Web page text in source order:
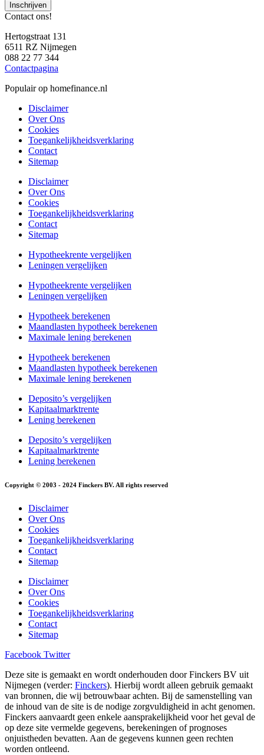
Inschrijven
Contact ons!
Hertogstraat 131
6511 RZ Nijmegen
088 22 77 344
Contactpagina
Populair op homefinance.nl
Disclaimer
Over Ons
Cookies
Toegankelijkheidsverklaring
Contact
Sitemap
Disclaimer
Over Ons
Cookies
Toegankelijkheidsverklaring
Contact
Sitemap
Hypotheekrente vergelijken
Leningen vergelijken
Hypotheekrente vergelijken
Leningen vergelijken
Hypotheek berekenen
Maandlasten hypotheek berekenen
Maximale lening berekenen
Hypotheek berekenen
Maandlasten hypotheek berekenen
Maximale lening berekenen
Deposito’s vergelijken
Kapitaalmarktrente
Lening berekenen
Deposito’s vergelijken
Kapitaalmarktrente
Lening berekenen
Copyright © 2003 - 2024 Finckers BV. All rights reserved
Disclaimer
Over Ons
Cookies
Toegankelijkheidsverklaring
Contact
Sitemap
Disclaimer
Over Ons
Cookies
Toegankelijkheidsverklaring
Contact
Sitemap
Facebook Twitter
Deze site is gemaakt en wordt onderhouden door Finckers BV uit
Nijmegen (verder: Finckers). Hierbij wordt alleen gebruik gemaakt
van bronnen, die wij betrouwbaar achten. Bij de samenstelling van
de inhoud van de site is de nodige zorgvuldigheid in acht genomen.
Finckers aanvaardt geen enkele aansprakelijkheid voor het geval de
op deze site vermelde gegevens, berekeningen of prognoses
onjuistheden bevatten. Aan de gegevens kunnen geen rechten
worden ontleend.